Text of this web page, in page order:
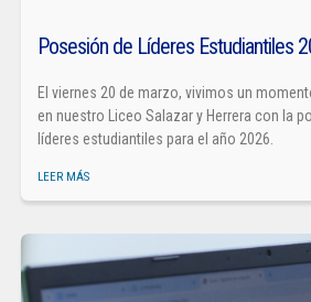
Posesión de Líderes Estudiantiles
El viernes 20 de marzo, vivimos un
en nuestro Liceo Salazar y Herrera con la
líderes estudiantiles para el año 2026.
LEER MÁS